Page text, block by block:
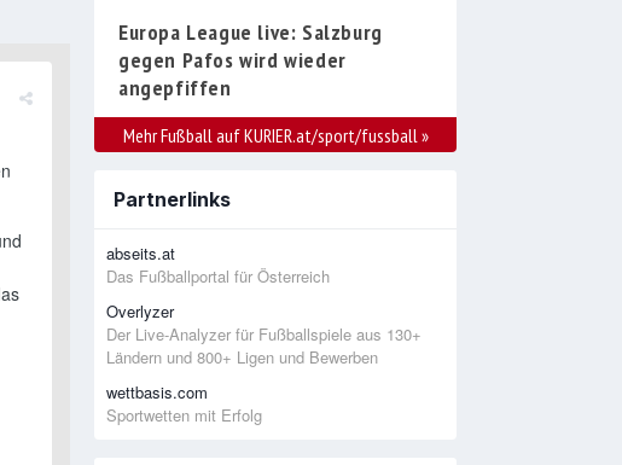
Europa League live: Salzburg
gegen Pafos wird wieder
angepfiffen
Mehr Fußball auf KURIER.at/sport/fussball »
Partnerlinks
abseits.at
Das Fußballportal für Österreich
Overlyzer
Der Live-Analyzer für Fußballspiele aus 130+
Ländern und 800+ Ligen und Bewerben
wettbasis.com
Sportwetten mit Erfolg